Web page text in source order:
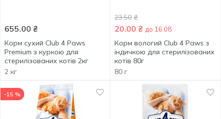
655.00 ₴
Корм сухий Club 4 Paws
Premium з куркою для
стерилізованих котів 2кг
2 кг
23.50 ₴
20.00 ₴ до 16.08
Корм вологий Club 4 Paws з
індичкою для стерилізованих
котів 80г
80 г
-15 %